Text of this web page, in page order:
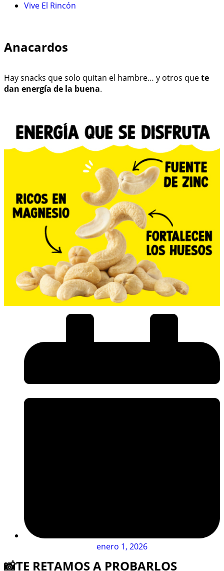
Vive El Rincón
Anacardos
Hay snacks que solo quitan el hambre… y otros quete
dan energía de la buena.
enero 1, 2026
📸TE RETAMOS A PROBARLOS